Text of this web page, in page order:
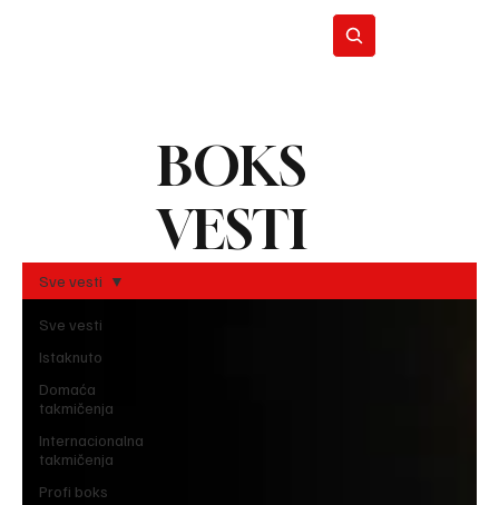
BOKS
VESTI
Sve vesti
Istaknuto
Domaća
takmičenja
Internacionalna
takmičenja
Profi boks
Sve vesti